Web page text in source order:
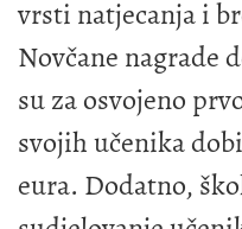
vrsti natjecanja i
Novčane nagrade
su za osvojeno
svojih učenika
eura. Dodatno,